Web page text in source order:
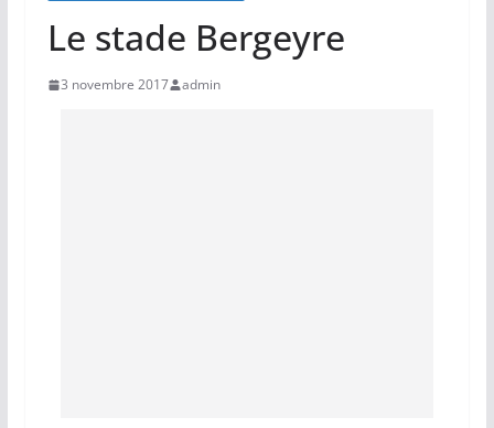
Le stade Bergeyre
3 novembre 2017 admin